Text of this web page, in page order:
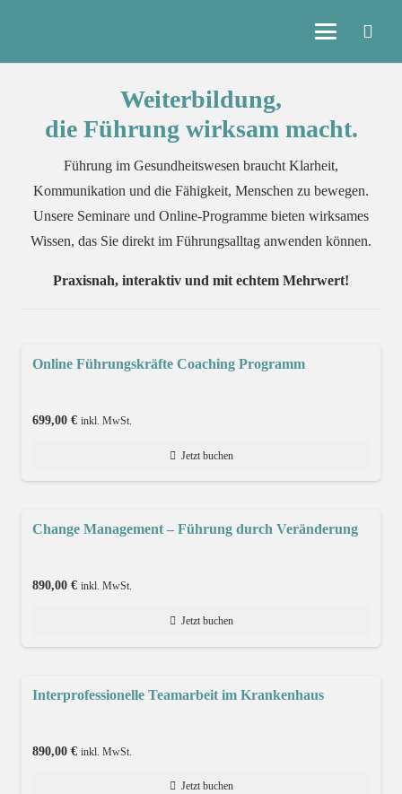
Weiterbildung,
die Führung wirksam macht.
Führung im Gesundheitswesen braucht Klarheit,
Kommunikation und die Fähigkeit, Menschen zu bewegen.
Unsere Seminare und Online-Programme bieten wirksames
Wissen, das Sie direkt im Führungsalltag anwenden können.
Praxisnah, interaktiv und mit echtem Mehrwert!
Online Führungskräfte Coaching Programm
699,00 € inkl. MwSt.
Jetzt buchen
Change Management – Führung durch Veränderung
890,00 € inkl. MwSt.
Jetzt buchen
Interprofessionelle Teamarbeit im Krankenhaus
890,00 € inkl. MwSt.
Jetzt buchen